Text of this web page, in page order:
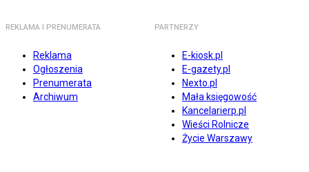
REKLAMA I PRENUMERATA
Reklama
Ogłoszenia
Prenumerata
Archiwum
PARTNERZY
E-kiosk.pl
E-gazety.pl
Nexto.pl
Mała księgowość
Kancelarierp.pl
Wieści Rolnicze
Życie Warszawy